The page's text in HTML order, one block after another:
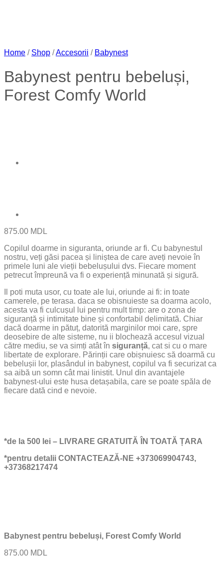
Home / Shop /Accesorii / Babynest
Babynest pentru bebeluși,
Forest Comfy World
875.00 MDL
Copilul doarme in siguranta, oriunde ar fi. Cu babynestul
nostru, veți găsi pacea și liniștea de care aveți nevoie în
primele luni ale vieții bebelușului dvs. Fiecare moment
petrecut împreună va fi o experiență minunată și sigură.
Il poti muta usor, cu toate ale lui, oriunde ai fi: in toate
camerele, pe terasa. daca se obisnuieste sa doarma acolo,
acesta va fi culcușul lui pentru mult timp: are o zona de
siguranță și intimitate bine și confortabil delimitată. Chiar
dacă doarme in pătuț, datorită marginilor moi care, spre
deosebire de alte sisteme, nu ii blochează accesul vizual
către mediu, se va simți atât în siguranță, cat si cu o mare
libertate de explorare. Părinții care obișnuiesc să doarmă cu
bebelușii lor, plasândul in babynest, copilul va fi securizat ca
sa aibă un somn cât mai linistit. Unul din avantajele
babynest-ului este husa detașabila, care se poate spăla de
fiecare dată cind e nevoie.
*de la 500 lei – LIVRARE GRATUITĂ ÎN TOATĂ ȚARA
*pentru detalii CONTACTEAZĂ-NE +373069904743,
+37368217474
Babynest pentru bebeluși, Forest Comfy World
875.00 MDL